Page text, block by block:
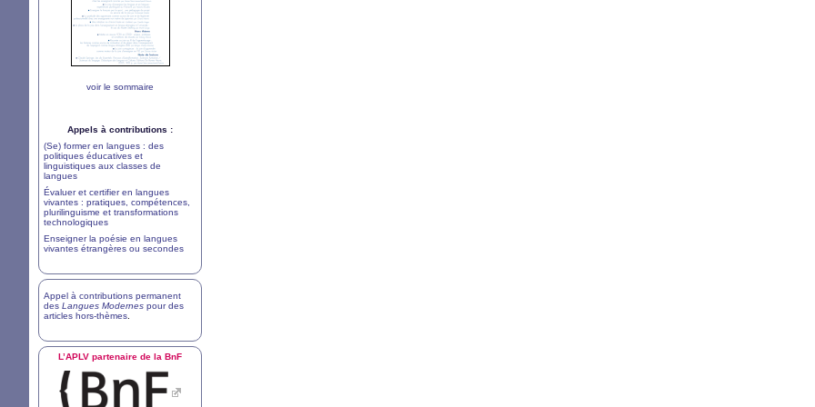
voir le sommaire
Appels à contributions :
(Se) former en langues : des
politiques éducatives et
linguistiques aux classes de
langues
Évaluer et certifier en langues
vivantes : pratiques, compétences,
plurilinguisme et transformations
technologiques
Enseigner la poésie en langues
vivantes étrangères ou secondes
Appel à contributions permanent
des Langues Modernes pour des
articles hors-thèmes
L’APLV partenaire de la BnF